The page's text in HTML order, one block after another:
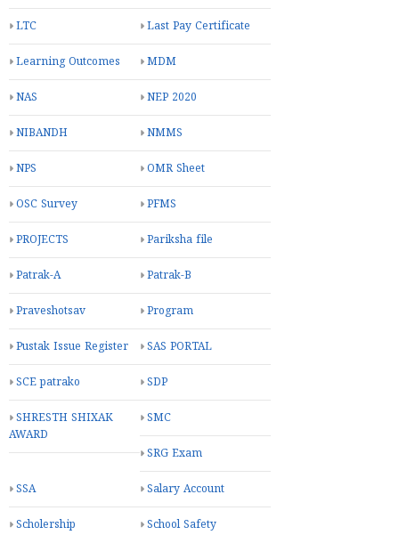
LTC Last Pay Certificate
Learning Outcomes MDM
NAS NEP 2020
NIBANDH NMMS
NPS OMR Sheet
OSC Survey PFMS
PROJECTS Pariksha file
Patrak-A Patrak-B
Praveshotsav Program
Pustak Issue Register SAS PORTAL
SCE patrako SDP
SHRESTH SHIXAK
AWARD
SMC
SRG Exam
SSA Salary Account
Scholership School Safety